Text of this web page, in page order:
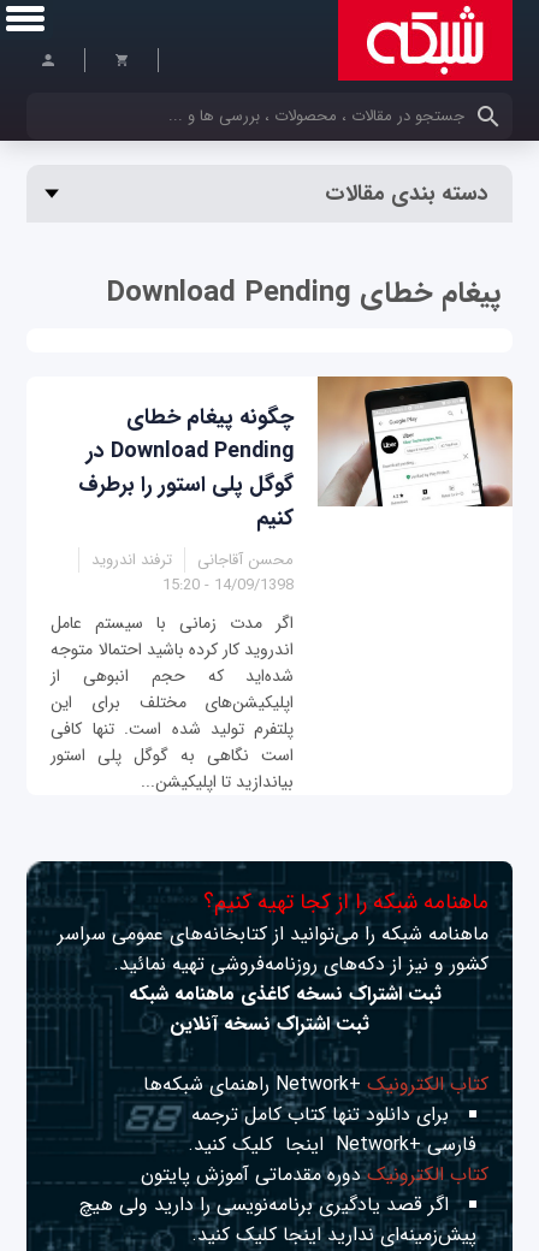
کلمات کلیدی خود را وارد کنید
دسته بندی مقالات
پیغام خطای Download Pending
چگونه پیغام خطای
Download Pending در
گوگل پلی استور را برطرف
کنیم
محسن آقاجانی
ترفند اندروید
14/09/1398 - 15:20
اگر مدت زمانی با سیستم عامل
اندروید کار کرده باشید احتمالا متوجه
شده‌اید که حجم انبوهی از
اپلیکیشن‌های مختلف برای این
پلتفرم تولید شده است. تنها کافی
است نگاهی به گوگل پلی استور
بیاندازید تا اپلیکیشن...
ماهنامه شبکه را از کجا تهیه کنیم؟
ماهنامه شبکه را می‌توانید از کتابخانه‌های عمومی سراسر
کشور و نیز از دکه‌های روزنامه‌فروشی تهیه نمائید.
ثبت اشتراک نسخه کاغذی ماهنامه شبکه
ثبت اشتراک نسخه آنلاین
کتاب الکترونیک+Network راهنمای شبکه‌ها
برای دانلود تنها کتاب کامل ترجمه
فارسی +Network
اینجا کلیک کنید.
کتاب الکترونیکدوره مقدماتی آموزش پایتون
اگر قصد یادگیری برنامه‌نویسی را دارید ولی هیچ
پیش‌زمینه‌ای نداریداینجا کلیک کنید.